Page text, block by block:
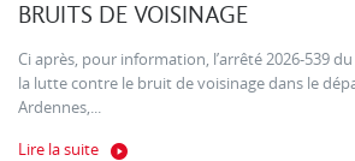
BRUITS DE VOISINAGE
Ci après, pour information, l’arrêté 2026-539
la lutte contre le bruit de voisinage dans le
Ardennes,...
Lire la suite